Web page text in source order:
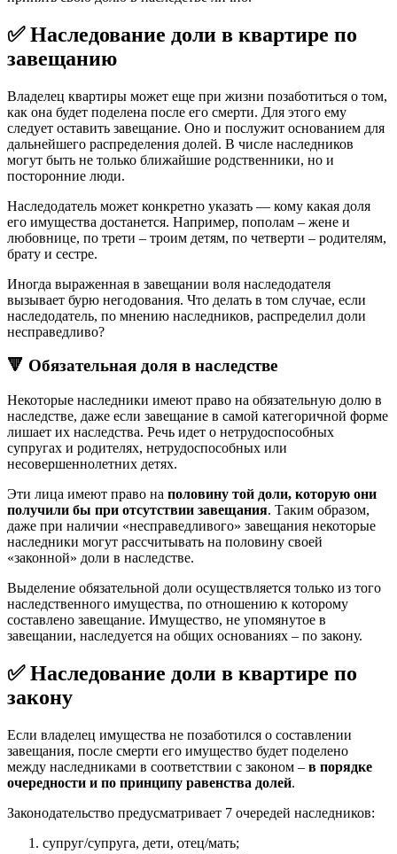
✅ Наследование доли в квартире по
завещанию
Владелец квартиры может еще при жизни позаботиться о том,
как она будет поделена после его смерти. Для этого ему
следует оставить завещание. Оно и послужит основанием для
дальнейшего распределения долей. В числе наследников
могут быть не только ближайшие родственники, но и
посторонние люди.
Наследодатель может конкретно указать — кому какая доля
его имущества достанется. Например, пополам – жене и
любовнице, по трети – троим детям, по четверти – родителям,
брату и сестре.
Иногда выраженная в завещании воля наследодателя
вызывает бурю негодования. Что делать в том случае, если
наследодатель, по мнению наследников, распределил доли
несправедливо?
🔻 Обязательная доля в наследстве
Некоторые наследники имеют право на обязательную долю в
наследстве, даже если завещание в самой категоричной форме
лишает их наследства. Речь идет о нетрудоспособных
супругах и родителях, нетрудоспособных или
несовершеннолетних детях.
Эти лица имеют право на половину той доли, которую они
получили бы при отсутствии завещания. Таким образом,
даже при наличии «несправедливого» завещания некоторые
наследники могут рассчитывать на половину своей
«законной» доли в наследстве.
Выделение обязательной доли осуществляется только из того
наследственного имущества, по отношению к которому
составлено завещание. Имущество, не упомянутое в
завещании, наследуется на общих основаниях – по закону.
✅ Наследование доли в квартире по
закону
Если владелец имущества не позаботился о составлении
завещания, после смерти его имущество будет поделено
между наследниками в соответствии с законом – в порядке
очередности и по принципу равенства долей.
Законодательство предусматривает 7 очередей наследников:
супруг/супруга, дети, отец/мать;